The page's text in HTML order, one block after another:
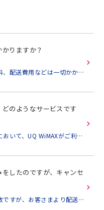
りますか？
登録料、通信料、機器レンタル料、配送費用などは一切かかりません。ただし、貸出機器をご返却いただけない場合や、貸出機器を紛失・破損された場合には、機器代金相当額をご負担いただきます。Try WiMAXのページはこちら※Try WiMAXレンタルのお申し込みにはクレジットカードの登録が必要となります。そのため、クレジットカード会社から「ご利用案内通知」が届く場合がありますが、これはショッピング利用枠を確保するためであり、貸出機器をご返却いただければ、料金はかかりません。万が一端末をご返却いただけない場合には、弊社から連絡を差し上げたのち、登録されたクレジットカードから端末代金を引き落とさせていただきます。
どのようなサービスです
お客さまのご自宅や活動エリアにおいて、UQ WiMAXがご利用いただけるかご確認いただくために、無料で15日間WiMAX搭載機器を貸し出し、ご体感いただけるサービスです。 貸出期間について 貸出期間は貸出機器の発送日と返却日を含む15日間です。なお、返却日はUQに到着する日になります。地域・交通状況等により端末の到着に2～3日要する場合がございます。Try WiMAXのページはこちら
したのですが、キャンセ
キャンセルはできません。お手数ですが、お客さまより配送業者へご連絡いただき、受取拒否をお伝えいただきますようお願いいたします。配送業者のご連絡は、申し込み完了後に配信されますメールにて、「配送業者」「お問い合わせNo.」を記載しております。? 「お問い合わせNo.」から配送業者の追跡サービスにて配送状況をご確認いただき、受取拒否をお伝えいただきますようお願いたします。※配送状況（お問い合わせNo.）が配送業者の追跡サービスに反映されるまでには、半日程度お時間を要することがございます。 ? 再申し込みができない期間について ホームページからの再申込みにつきましては、受取拒否された貸出機器が弊社に到着しましてから180日経過間となります。